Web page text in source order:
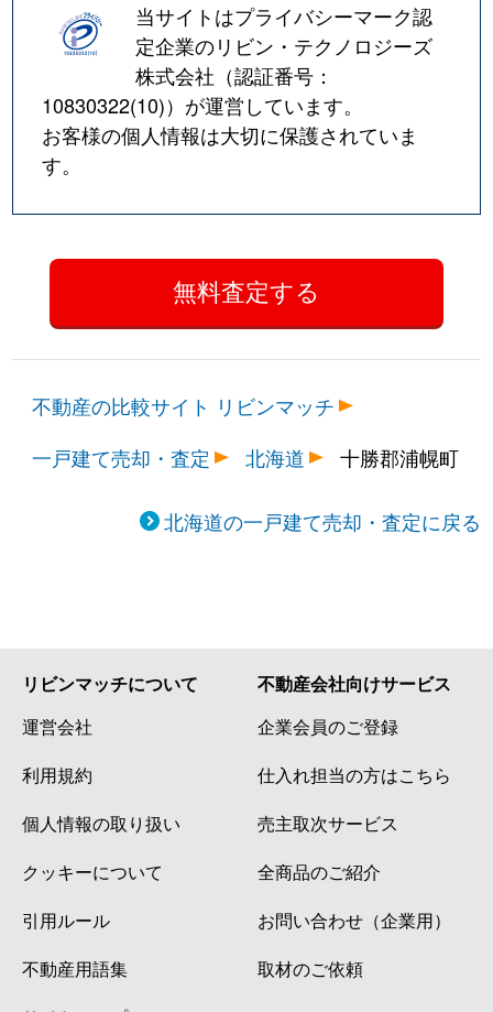
当サイトはプライバシーマーク認
定企業のリビン・テクノロジーズ
株式会社（認証番号：
10830322(10)）が運営しています。
お客様の個人情報は大切に保護されていま
す。
不動産の比較サイト リビンマッチ
一戸建て売却・査定
北海道 十勝郡浦幌町
北海道の一戸建て売却・査定に戻る
リビンマッチについて
運営会社
利用規約
個人情報の取り扱い
クッキーについて
引用ルール
不動産用語集
不動産会社向けサービス
企業会員のご登録
仕入れ担当の方はこちら
売主取次サービス
全商品のご紹介
お問い合わせ（企業用）
取材のご依頼